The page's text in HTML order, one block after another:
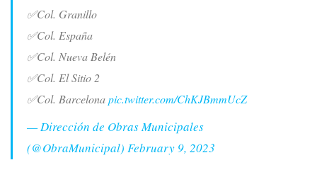
✅Col. Granillo
✅Col. España
✅Col. Nueva Belén
✅Col. El Sitio 2
✅Col. Barcelonapic.twitter.com/ChKJBmmUcZ
— Dirección de Obras Municipales
(@ObraMunicipal) February 9, 2023